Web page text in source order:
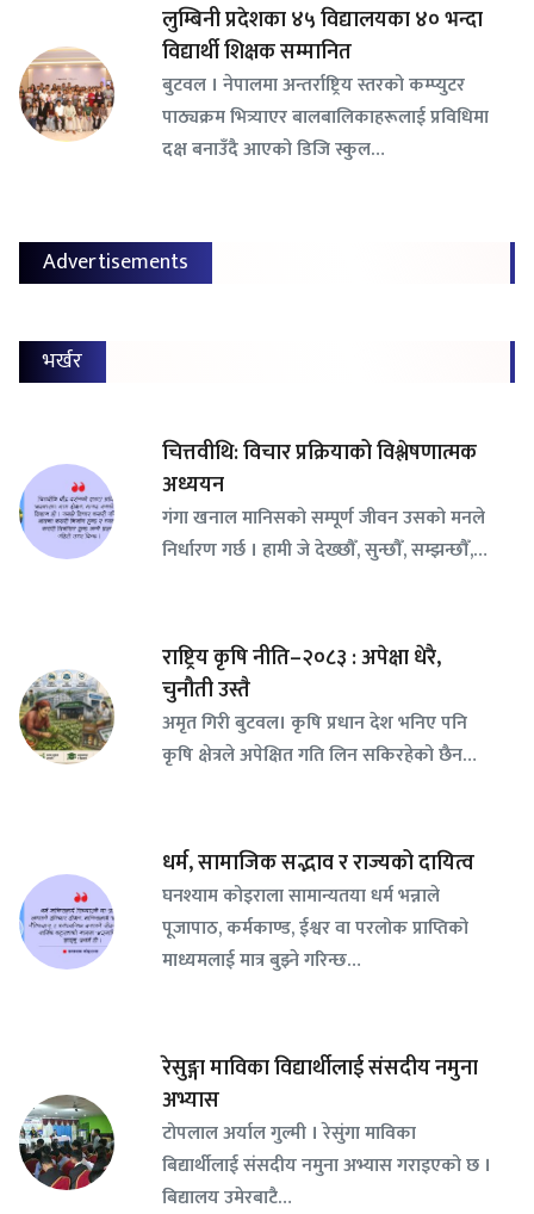
लुम्बिनी प्रदेशका ४५ विद्यालयका ४० भन्दा
विद्यार्थी शिक्षक सम्मानित
बुटवल । नेपालमा अन्तर्राष्ट्रिय स्तरको कम्प्युटर
पाठ्यक्रम भित्र्याएर बालबालिकाहरूलाई प्रविधिमा
दक्ष बनाउँदै आएको डिजि स्कुल…
Advertisements
भर्खर
चित्तवीथि: विचार प्रक्रियाको विश्लेषणात्मक
अध्ययन
गंगा खनाल मानिसको सम्पूर्ण जीवन उसको मनले
निर्धारण गर्छ । हामी जे देख्छौँ, सुन्छौँ, सम्झन्छौँ,…
राष्ट्रिय कृषि नीति–२०८३ : अपेक्षा धेरै,
चुनौती उस्तै
अमृत गिरी बुटवल। कृषि प्रधान देश भनिए पनि
कृषि क्षेत्रले अपेक्षित गति लिन सकिरहेको छैन…
धर्म, सामाजिक सद्भाव र राज्यको दायित्व
घनश्याम कोइराला सामान्यतया धर्म भन्नाले
पूजापाठ, कर्मकाण्ड, ईश्वर वा परलोक प्राप्तिको
माध्यमलाई मात्र बुझ्ने गरिन्छ…
रेसुङ्गा माविका विद्यार्थीलाई संसदीय नमुना
अभ्यास
टोपलाल अर्याल गुल्मी । रेसुंगा माविका
बिद्यार्थीलाई संसदीय नमुना अभ्यास गराइएको छ ।
बिद्यालय उमेरबाटै…